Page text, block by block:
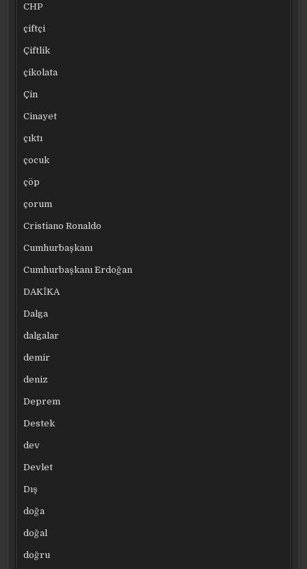
CHP
çiftçi
Çiftlik
çikolata
Çin
Cinayet
çıktı
çocuk
çöp
çorum
Cristiano Ronaldo
Cumhurbaşkanı
Cumhurbaşkanı Erdoğan
DAKİKA
Dalga
dalgalar
demir
deniz
Deprem
Destek
dev
Devlet
Dış
doğa
doğal
doğru